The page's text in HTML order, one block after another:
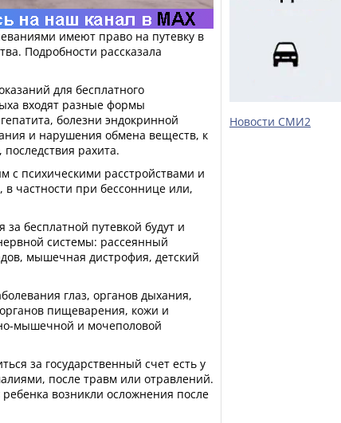
имеют право на путевку в
Подробности рассказала
для бесплатного
входят разные формы
болезни эндокринной
и нарушения обмена веществ, к
рахита.
с психическими расстройствами и
в частности при бессоннице или,
бесплатной путевкой будут и
системы: рассеянный
мышечная дистрофия, детский
глаз, органов дыхания,
пищеварения, кожи и
мышечной и мочеполовой
за государственный счет есть у
после травм или отравлений.
возникли осложнения после
Новости СМИ2